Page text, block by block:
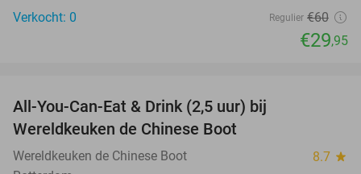
Verkocht: 0
Regulier €60
€29,95
All-You-Can-Eat & Drink (2,5 uur) bij
Wereldkeuken de Chinese Boot
Wereldkeuken de Chinese Boot 8.7 star